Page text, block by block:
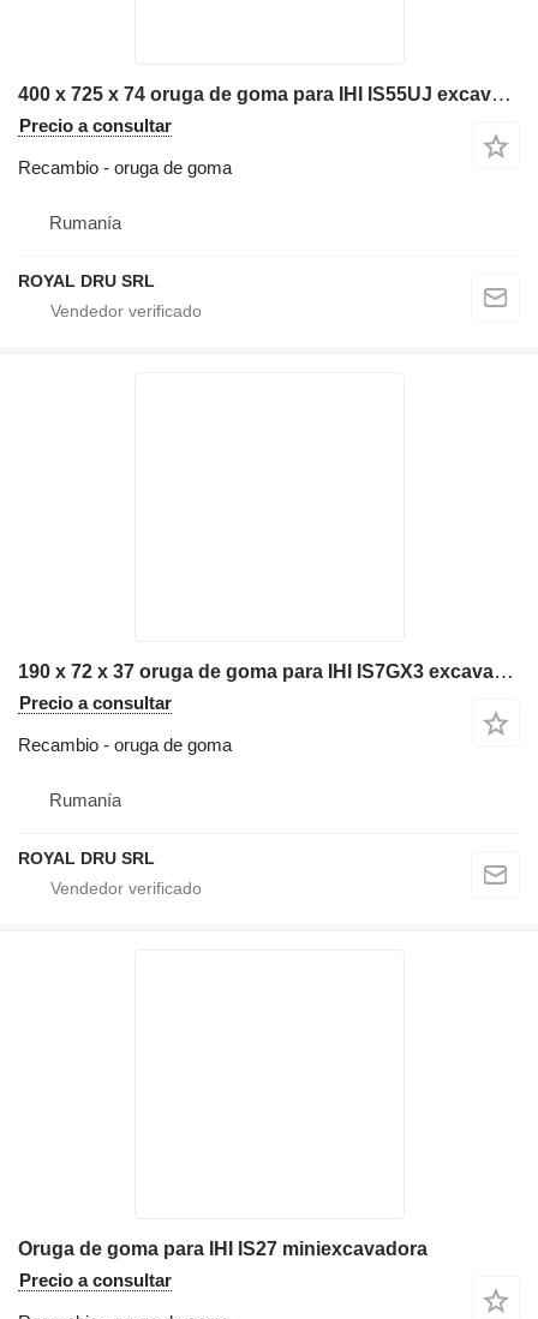
400 x 725 x 74 oruga de goma para IHI IS55UJ excavadora
Precio a consultar
Recambio - oruga de goma
Rumanía
ROYAL DRU SRL
190 x 72 x 37 oruga de goma para IHI IS7GX3 excavadora
Precio a consultar
Recambio - oruga de goma
Rumanía
ROYAL DRU SRL
Oruga de goma para IHI IS27 miniexcavadora
Precio a consultar